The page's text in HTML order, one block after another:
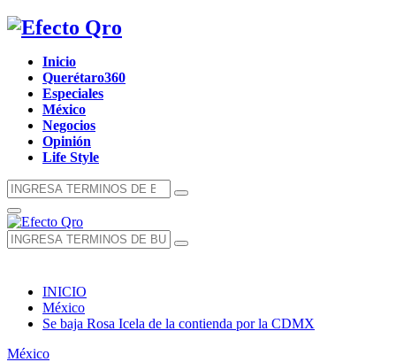
Facebook
Twitter
Instagram
Youtube
Whatsapp
Inicio
Querétaro360
Especiales
México
Negocios
Opinión
Life Style
Búsqueda
de:
Búsqueda
Menú
Principal
Búsqueda
de:
Búsqueda
INICIO
México
Se baja Rosa Icela de la contienda por la CDMX
México